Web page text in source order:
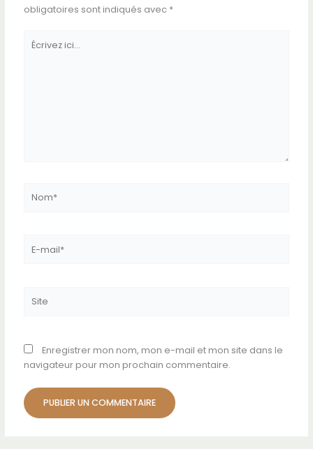
obligatoires sont indiqués avec *
ici…
mail*
Enregistrer mon nom, mon e-mail et mon site dans le
navigateur pour mon prochain commentaire.